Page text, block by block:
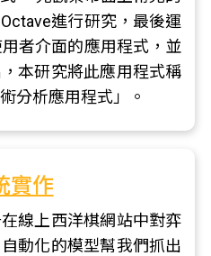
進行研究，最後運
者介面的應用程式，並
本研究將此應用程式稱
分析應用程式」。
實作
線上西洋棋網站中對弈
動化的模型幫我們抓出